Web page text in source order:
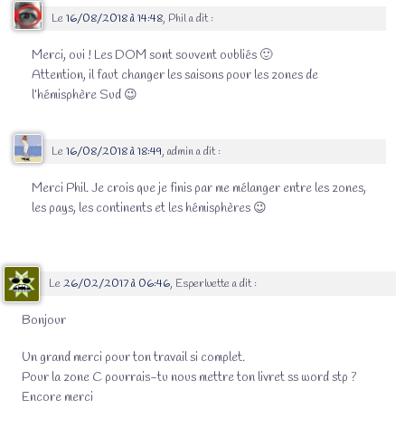
Le16/08/2018 à 14:48, Phila dit :
Merci, oui ! Les DOM sont souvent oubliés 🙂
Attention, il faut changer les saisons pour les zones de
l’hémisphère Sud 😉
Le16/08/2018 à 18:49, admina dit :
Merci Phil. Je crois que je finis par me mélanger entre les zones,
les pays, les continents et les hémisphères 😉
Le26/02/2017 à 06:46, Esperluettea dit :
Bonjour
Un grand merci pour ton travail si complet.
Pour la zone C pourrais-tu nous mettre ton livret ss word stp ?
Encore merci